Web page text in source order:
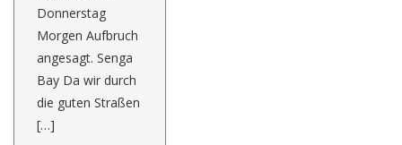
Donnerstag
Morgen Aufbruch
angesagt. Senga
Bay Da wir durch
die guten Straßen
[…]